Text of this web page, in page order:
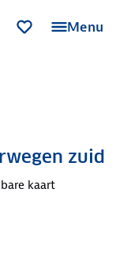
Menu
zuid
kaart